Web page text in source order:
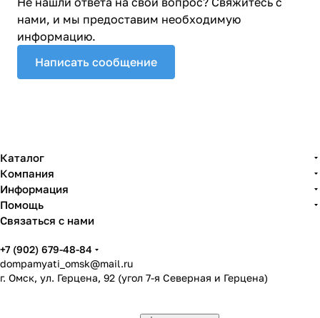
нами, и мы предоставим необходимую
информацию.
Написать сообщение
Каталог
Компания
Информация
Помощь
Связаться с нами
+7 (902) 679-48-84
dompamyati_omsk@mail.ru
г. Омск, ул. Герцена, 92 (угол 7-я Северная и Герцена)